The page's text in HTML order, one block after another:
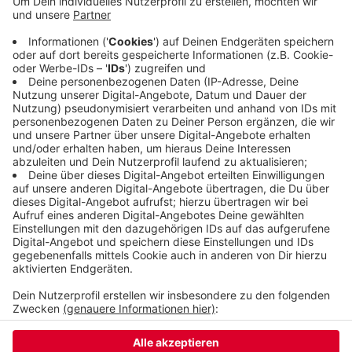
eine Wohnung ein und nahmen den 23-Jährigen
fest. Dabei wurde niemand verletzt. Laut Polizei
befand sich der junge Mann in einer psychischen
Ausnahmesituation, er wurde in eine Spezialklinik
gebracht.
Veröffentlicht:Freitag, 04.08.2023 06:24
Anzeige
Anzeige